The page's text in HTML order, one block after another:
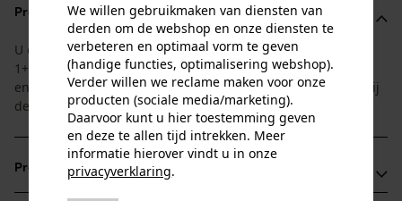
Productomschrijving
U ontvangt 1 blad met 4 bijpassende zaagkettingen. Deze
1+4 voordeelset is afgestemd op de standtijd van zaagblad
en ketting. Zo heeft u altijd een vervangende zaagketting bij
de hand.
Productvoordelen
We willen gebruikmaken van diensten van
derden om de webshop en onze diensten te
verbeteren en optimaal vorm te geven
(handige functies, optimalisering webshop).
Verder willen we reclame maken voor onze
producten (sociale media/marketing).
Daarvoor kunt u hier toestemming geven
en deze te allen tijd intrekken. Meer
informatie hierover vindt u in onze
privacyverklaring.